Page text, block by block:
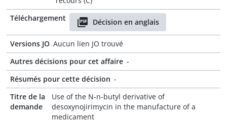
Téléchargement
Décision en anglais
Versions JO Aucun lien JO trouvé
Autres décisions pour cet affaire -
Résumés pour cette décision -
Titre de la
demande
Use of the N-n-butyl derivative of
desoxynojirimycin in the manufacture of a
medicament